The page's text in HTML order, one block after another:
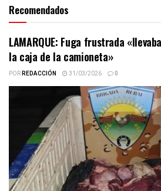
Recomendados
LAMARQUE: Fuga frustrada
la caja de la camioneta»
PORREDACCIÓN 31/03/2026 0